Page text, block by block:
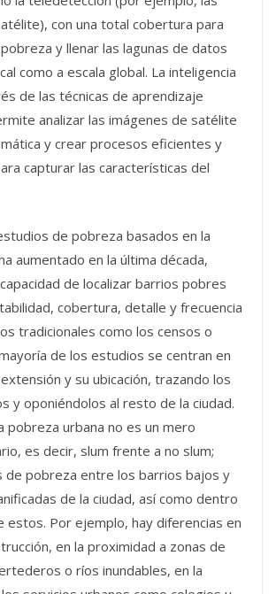
con una total cobertura para
y llenar las lagunas de datos
como a escala global. La inteligencia
de las técnicas de aprendizaje
analizar las imágenes de satélite
y crear procesos eficientes y
capturar las características del
de pobreza basados en la
aumentado en la última década,
de localizar barrios pobres
cobertura, detalle y frecuencia
tradicionales como los censos o
de los estudios se centran en
y su ubicación, trazando los
y oponiéndolos al resto de la ciudad.
pobreza urbana no es un mero
es decir, slum frente a no slum;
de pobreza entre los barrios bajos y
de la ciudad, así como dentro
estos. Por ejemplo, hay diferencias en
en la proximidad a zonas de
o ríos inundables, en la